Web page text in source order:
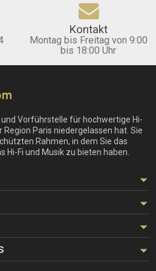
Kontakt
Montag bis Freitag von 9:00
bis 18:00 Uhr
Vorführstelle für hochwertige Hi-
Region Paris niedergelassen hat. Sie
Rahmen, in dem Sie das
Hi-Fi und Musik zu bieten haben.